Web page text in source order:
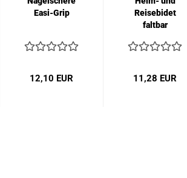
Easi-Grip
12,10 EUR
Reisebidet
faltbar
11,28 EUR